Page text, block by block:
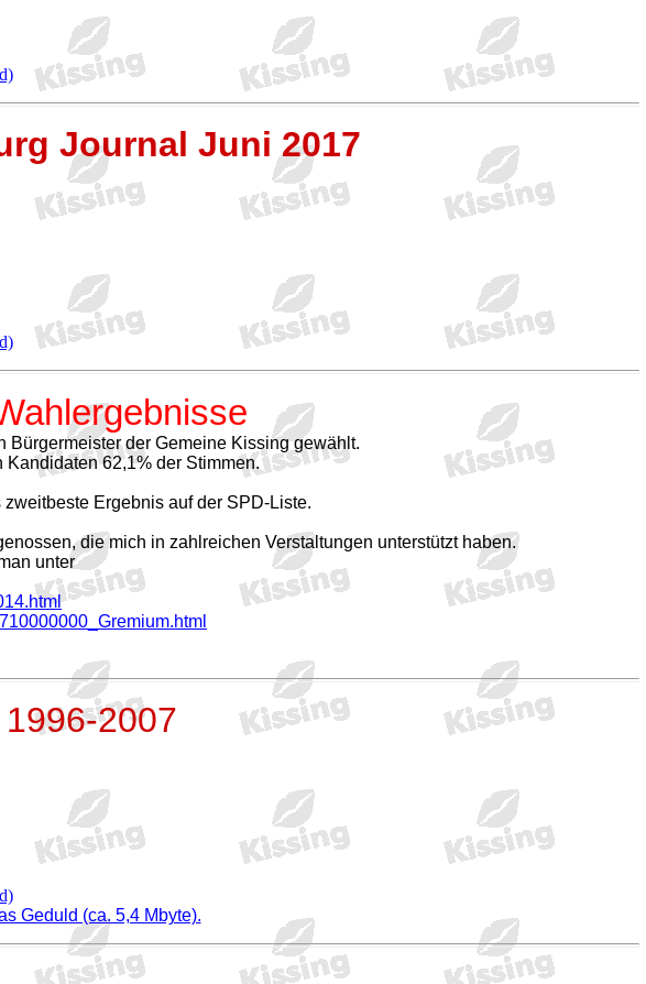
Journal Juni 2017
der Gemeine Kissing gewählt.
62,1% der Stimmen.
Ergebnis auf der SPD-Liste.
die mich in zahlreichen Verstaltungen unterstützt haben.
unter
2007
Geduld (ca. 5,4 Mbyte).